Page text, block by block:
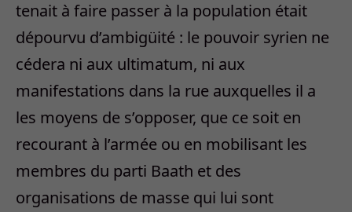
tenait à faire passer à la population était
dépourvu d’ambigüité : le pouvoir syrien ne
cédera ni aux ultimatum, ni aux
manifestations dans la rue auxquelles il a
les moyens de s’opposer, que ce soit en
recourant à l’armée ou en mobilisant les
membres du parti Baath et des
organisations de masse qui lui sont